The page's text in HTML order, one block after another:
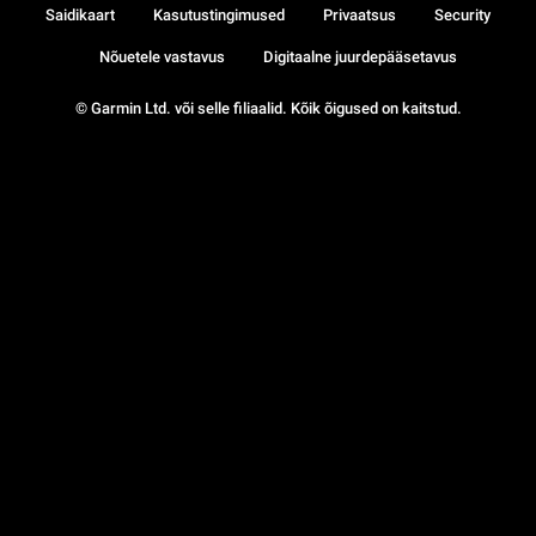
© Garmin Ltd. või selle filiaalid. Kõik õigused on kaitstud.
Saidikaart Kasutustingimused Privaatsus Security
Nõuetele vastavus Digitaalne juurdepääsetavus